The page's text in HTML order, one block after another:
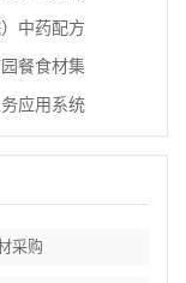
中药配方
餐食材集
应用系统
采购